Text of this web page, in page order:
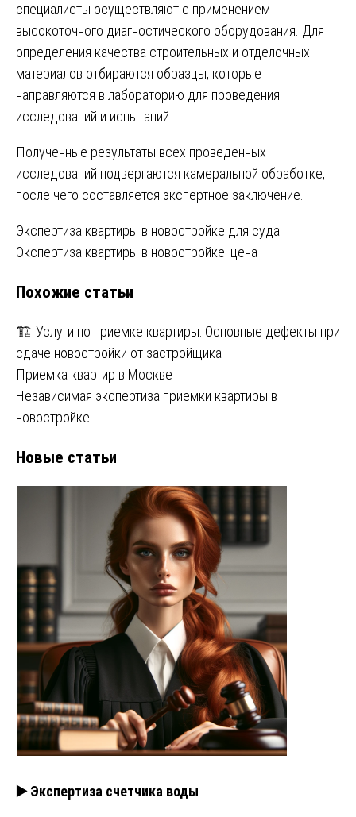
специалисты осуществляют с применением
высокоточного диагностического оборудования. Для
определения качества строительных и отделочных
материалов отбираются образцы, которые
направляются в лабораторию для проведения
исследований и испытаний.
Полученные результаты всех проведенных
исследований подвергаются камеральной обработке,
после чего составляется экспертное заключение.
Навигация
записям
Экспертиза квартиры в новостройке для суда
Экспертиза квартиры в новостройке: цена
Похожие статьи
🏗️ Услуги по приемке квартиры: Основные дефекты при
сдаче новостройки от застройщика
Приемка квартир в Москве
Независимая экспертиза приемки квартиры в
новостройке
Новые статьи
▶️ Экспертиза счетчика воды